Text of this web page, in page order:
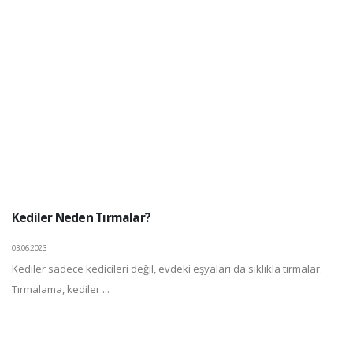
Kediler Neden Tırmalar?
03.06.2023
Kediler sadece kedicileri değil, evdeki eşyaları da sıklıkla tırmalar.
Tırmalama, kediler ...